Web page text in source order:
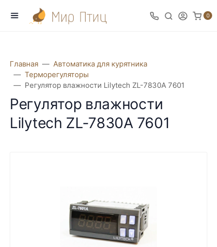
0
Главная
Автоматика для курятника
Терморегуляторы
Регулятор влажности Lilytech ZL-7830A 7601
Регулятор влажности
Lilytech ZL-7830A 7601